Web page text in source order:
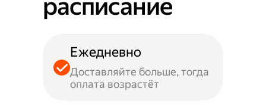
расписание
Ежедневно
Доставляйте больше, тогда
оплата возрастёт